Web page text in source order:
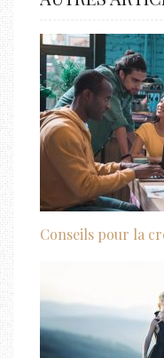
Conseils pour la